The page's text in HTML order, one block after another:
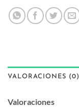
VALORACIONES (0)
Valoraciones